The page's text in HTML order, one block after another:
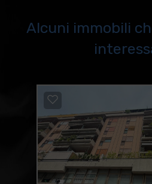
Alcuni immobili